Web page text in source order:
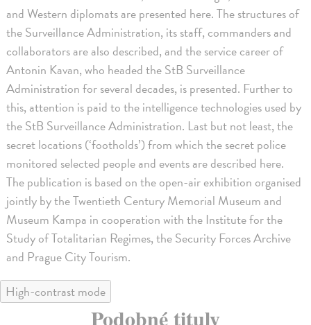
and Western diplomats are presented here. The structures of
the Surveillance Administration, its staff, commanders and
collaborators are also described, and the service career of
Antonin Kavan, who headed the StB Surveillance
Administration for several decades, is presented. Further to
this, attention is paid to the intelligence technologies used by
the StB Surveillance Administration. Last but not least, the
secret locations (‘footholds’) from which the secret police
monitored selected people and events are described here.
The publication is based on the open-air exhibition organised
jointly by the Twentieth Century Memorial Museum and
Museum Kampa in cooperation with the Institute for the
Study of Totalitarian Regimes, the Security Forces Archive
and Prague City Tourism.
High-contrast mode
Podobné tituly